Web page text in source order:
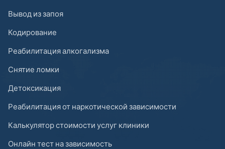
Вывод из запоя
Кодирование
Реабилитация алкогализма
Снятие ломки
Детоксикация
Реабилитация от наркотической зависимости
Калькулятор стоимости услуг клиники
Онлайн тест на зависимость